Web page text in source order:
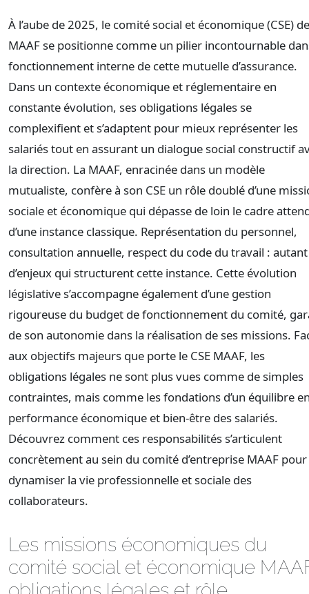
À l’aube de 2025, le comité social et économique (CSE)
MAAF se positionne comme un pilier incontournable
fonctionnement interne de cette mutuelle d’assurance.
Dans un contexte économique et réglementaire en
constante évolution, ses obligations légales se
complexifient et s’adaptent pour mieux représenter les
salariés tout en assurant un dialogue social constructif
la direction. La MAAF, enracinée dans un modèle
mutualiste, confère à son CSE un rôle doublé d’une
sociale et économique qui dépasse de loin le cadre
d’une instance classique. Représentation du personnel,
consultation annuelle, respect du code du travail : autant
d’enjeux qui structurent cette instance. Cette évolution
législative s’accompagne également d’une gestion
rigoureuse du budget de fonctionnement du comité,
de son autonomie dans la réalisation de ses missions.
aux objectifs majeurs que porte le CSE MAAF, les
obligations légales ne sont plus vues comme de simples
contraintes, mais comme les fondations d’un équilibre
performance économique et bien-être des salariés.
Découvrez comment ces responsabilités s’articulent
concrètement au sein du comité d’entreprise MAAF pour
dynamiser la vie professionnelle et sociale des
collaborateurs.
Les missions économiques du
comité social et économique